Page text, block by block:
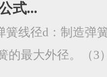
式...
簧线径d：制造弹
的最大外径。（3